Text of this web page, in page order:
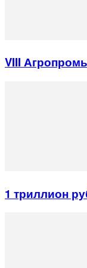
VIII
1 триллион